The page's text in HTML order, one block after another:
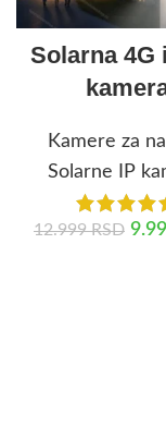
Solarna 4G
Kamere za
Solarne IP
12.999RSD